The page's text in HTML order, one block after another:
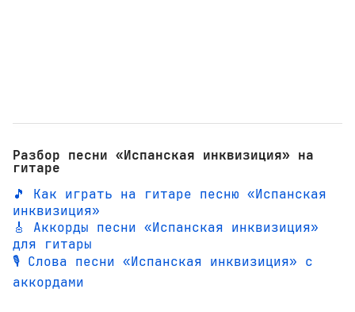
Разбор песни «Испанская инквизиция» на
гитаре
🎵 Как играть на гитаре песню «Испанская
инквизиция»
🎸 Аккорды песни «Испанская инквизиция»
для гитары
🎙️ Слова песни «Испанская инквизиция» с
аккордами